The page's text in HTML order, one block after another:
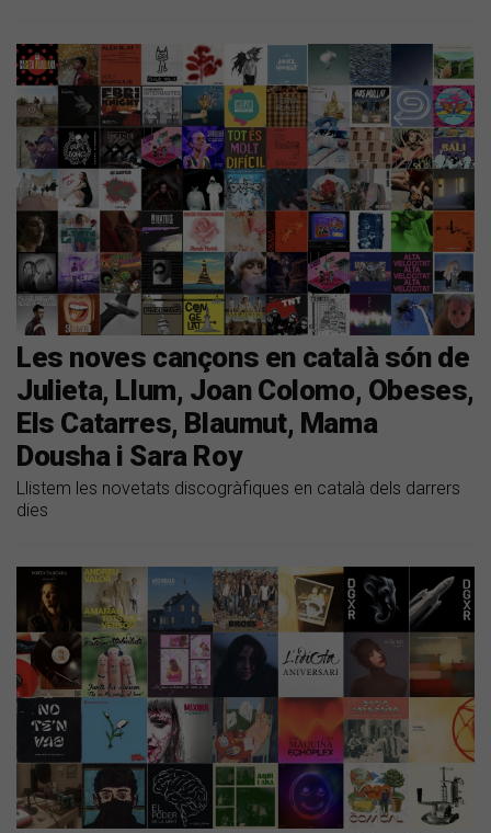
Les noves cançons en català són de
Julieta, Llum, Joan Colomo, Obeses,
Els Catarres, Blaumut, Mama
Dousha i Sara Roy
Llistem les novetats discogràfiques en català dels darrers
dies